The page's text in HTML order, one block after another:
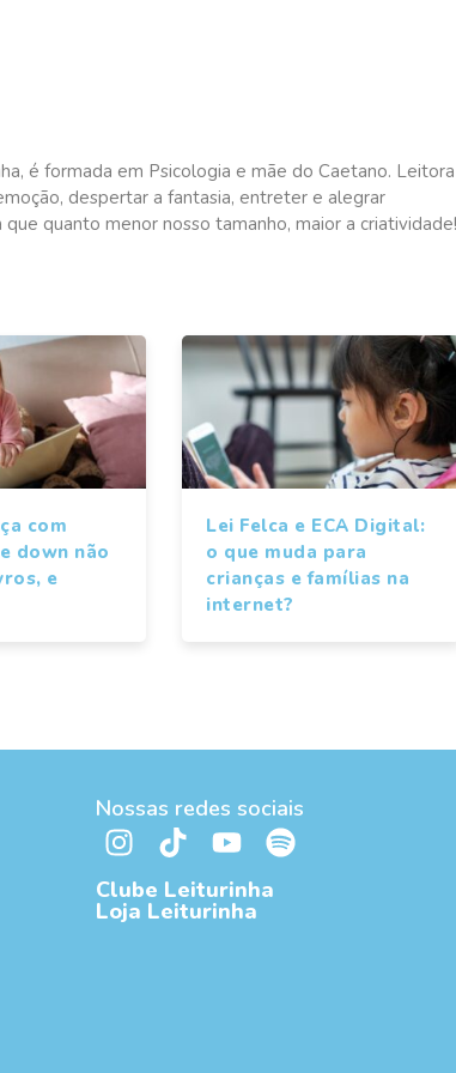
é formada em Psicologia e mãe do Caetano. Leitora
despertar a fantasia, entreter e alegrar
quanto menor nosso tamanho, maior a criatividade!
com
down não
e
Lei Felca e ECA Digital:
o que muda para
crianças e famílias na
internet?
Nossas redes sociais
Clube Leiturinha
Loja Leiturinha